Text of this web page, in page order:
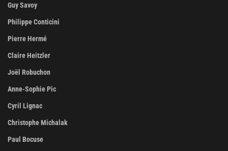
Guy Savoy
Philippe Conticini
Pierre Hermé
Claire Heitzler
Joël Robuchon
Anne-Sophie Pic
Cyril Lignac
Christophe Michalak
Paul Bocuse